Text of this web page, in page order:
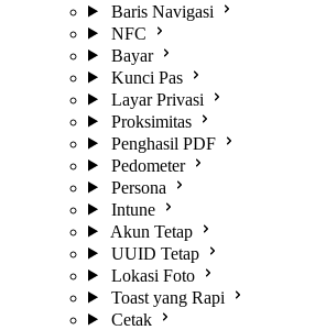
Baris Navigasi
NFC
Bayar
Kunci Pas
Layar Privasi
Proksimitas
Penghasil PDF
Pedometer
Persona
Intune
Akun Tetap
UUID Tetap
Lokasi Foto
Toast yang Rapi
Cetak